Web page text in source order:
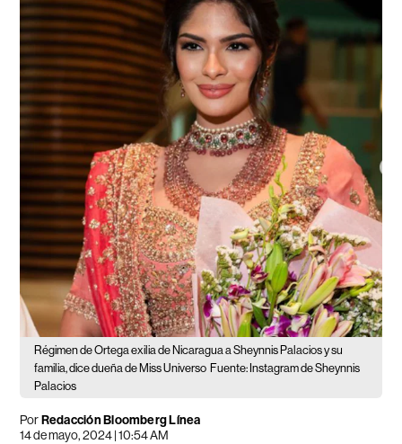
Régimen de Ortega exilia de Nicaragua a Sheynnis Palacios y su
familia, dice dueña de Miss Universo Fuente: Instagram de Sheynnis
Palacios
PorRedacción Bloomberg Línea
14 de mayo, 2024 | 10:54 AM